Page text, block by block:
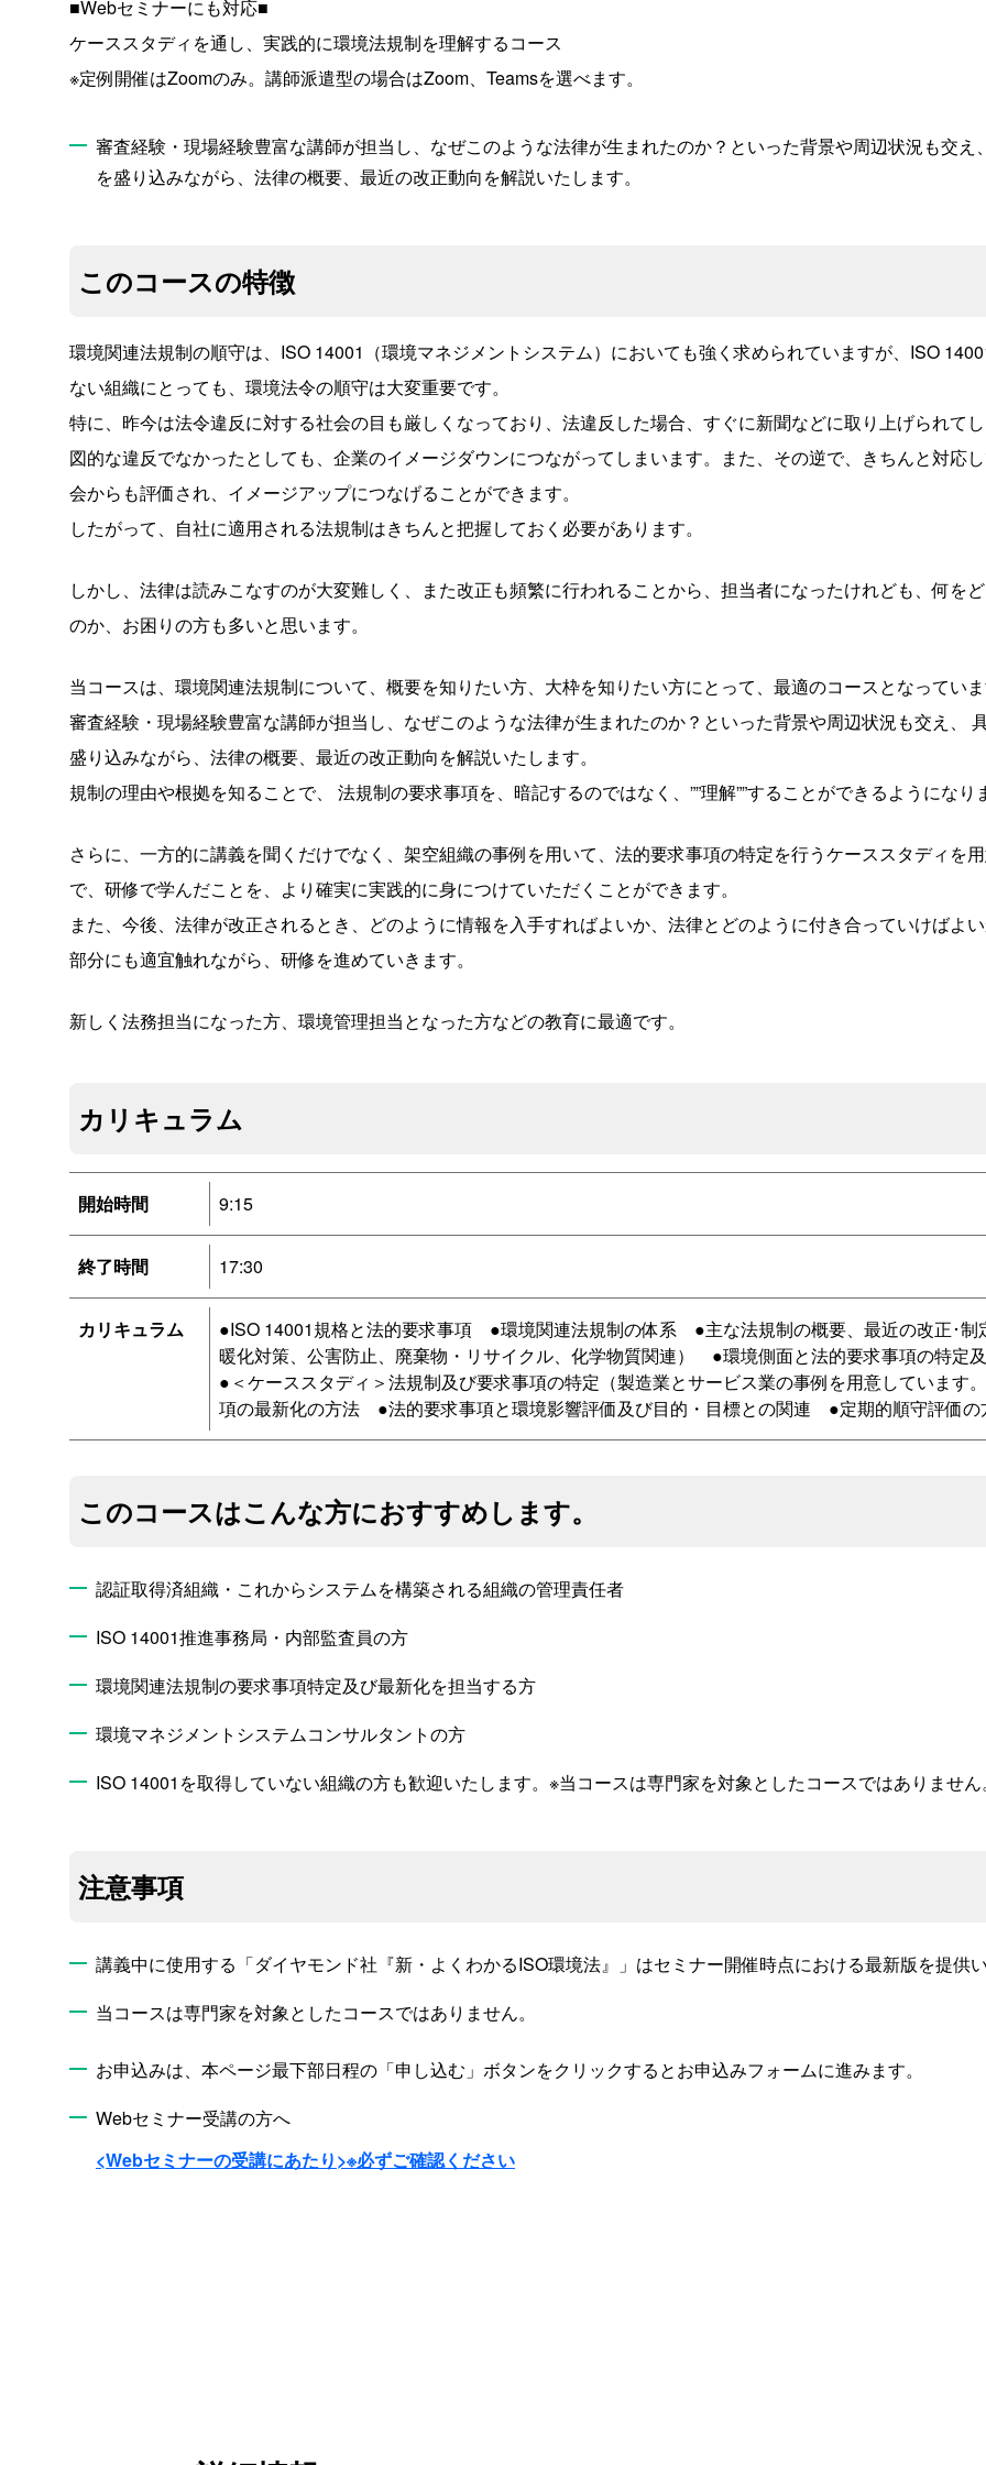
■Webセミナーにも対応■
ケーススタディを通し、実践的に環境法規制を理解するコース
※定例開催はZoomのみ。講師派遣型の場合はZoom、Teamsを選べます。
審査経験・現場経験豊富な講師が担当し、なぜこのような法律が生まれたのか？といった背景や周辺状況も交え
を盛り込みながら、法律の概要、最近の改正動向を解説いたします。
このコースの特徴
環境関連法規制の順守は、ISO 14001（環境マネジメントシステム）においても強く求められていますが、ISO
ない組織にとっても、環境法令の順守は大変重要です。
特に、昨今は法令違反に対する社会の目も厳しくなっており、法違反した場合、すぐに新聞などに取り上げられて
図的な違反でなかったとしても、企業のイメージダウンにつながってしまいます。また、その逆で、きちんと対応
会からも評価され、イメージアップにつなげることができます。
したがって、自社に適用される法規制はきちんと把握しておく必要があります。
しかし、法律は読みこなすのが大変難しく、また改正も頻繁に行われることから、担当者になったけれども、何を
のか、お困りの方も多いと思います。
当コースは、環境関連法規制について、概要を知りたい方、大枠を知りたい方にとって、最適のコースとなっていま
審査経験・現場経験豊富な講師が担当し、なぜこのような法律が生まれたのか？といった背景や周辺状況も交え、
盛り込みながら、法律の概要、最近の改正動向を解説いたします。
規制の理由や根拠を知ることで、 法規制の要求事項を、暗記するのではなく、””理解””することができるようになり
さらに、一方的に講義を聞くだけでなく、架空組織の事例を用いて、法的要求事項の特定を行うケーススタディを
で、研修で学んだことを、より確実に実践的に身につけていただくことができます。
また、今後、法律が改正されるとき、どのように情報を入手すればよいか、法律とどのように付き合っていけばよ
部分にも適宜触れながら、研修を進めていきます。
新しく法務担当になった方、環境管理担当となった方などの教育に最適です。
カリキュラム
開始時間 9:15
終了時間 17:30
カリキュラム
●ISO 14001規格と法的要求事項 ●環境関連法規制の体系 ●主な法規制の概要、最近の改正･制
暖化対策、公害防止、廃棄物・リサイクル、化学物質関連） ●環境側面と法的要求事項の特定
●＜ケーススタディ＞法規制及び要求事項の特定（製造業とサービス業の事例を用意していま
項の最新化の方法 ●法的要求事項と環境影響評価及び目的・目標との関連 ●定期的順守評価の
このコースはこんな方におすすめします。
認証取得済組織・これからシステムを構築される組織の管理責任者
ISO 14001推進事務局・内部監査員の方
環境関連法規制の要求事項特定及び最新化を担当する方
環境マネジメントシステムコンサルタントの方
ISO 14001を取得していない組織の方も歓迎いたします。※当コースは専門家を対象としたコースではありません。
注意事項
講義中に使用する「ダイヤモンド社『新・よくわかるISO環境法』」はセミナー開催時点における最新版を提供い
当コースは専門家を対象としたコースではありません。
お申込みは、本ページ最下部日程の「申し込む」ボタンをクリックするとお申込みフォームに進みます。
Webセミナー受講の方へ
<Webセミナーの受講にあたり>※必ずご確認ください